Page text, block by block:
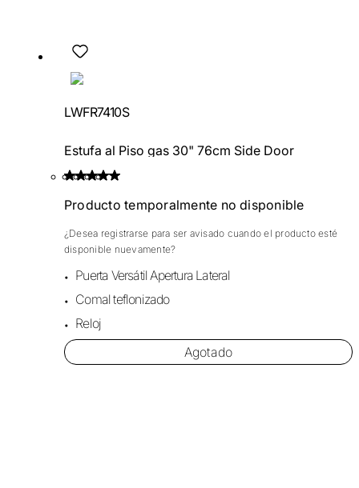
LWFR7410S
Estufa al Piso gas 30" 76cm Side Door
Producto temporalmente no disponible
¿Desea registrarse para ser avisado cuando el producto esté
disponible nuevamente?
Puerta Versátil Apertura Lateral
Comal teflonizado
Reloj
Agotado